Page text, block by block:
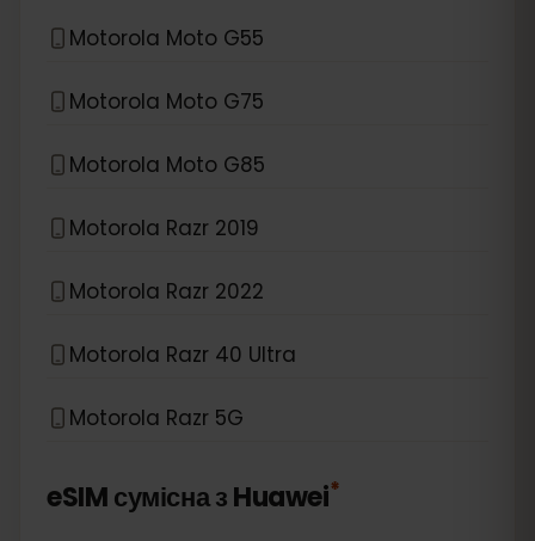
Motorola Moto G55
Motorola Moto G75
Motorola Moto G85
Motorola Razr 2019
Motorola Razr 2022
Motorola Razr 40 Ultra
Motorola Razr 5G
eSIM сумісна зHuawei*